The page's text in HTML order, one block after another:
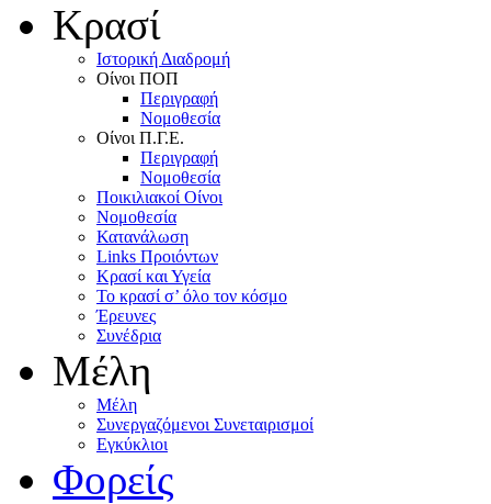
Κρασί
Iστορική Διαδρομή
Oίνοι ΠOΠ
Περιγραφή
Nομοθεσία
Oίνοι Π.Γ.E.
Περιγραφή
Νομοθεσία
Ποικιλιακοί Oίνοι
Nομοθεσία
Κατανάλωση
Links Προιόντων
Κρασί και Υγεία
To κρασί σ’ όλο τον κόσμο
Έρευνες
Συνέδρια
Μέλη
Mέλη
Συνεργαζόμενοι Συνεταιρισμοί
Εγκύκλιοι
Φορείς